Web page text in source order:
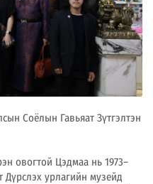
Соёлын Гавьяат Зүтгэлтэн
овогтой Цэдмаа нь 1973–
урлагийн музейд